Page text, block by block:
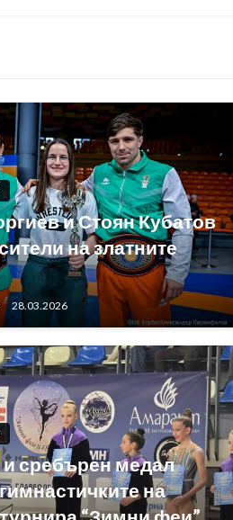
и Стоян Кубатов
на златните
28.03.2026
и сребърен медал
на